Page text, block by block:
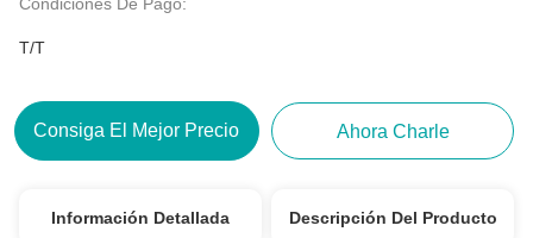
T/T
Consiga El Mejor Precio Ahora Charle
Información Detallada Descripción Del Producto